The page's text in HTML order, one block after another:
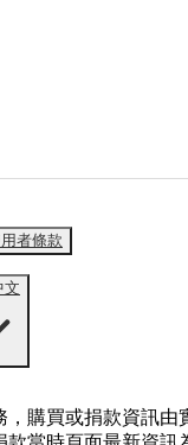
者條款
文
，購買或捐款資訊由